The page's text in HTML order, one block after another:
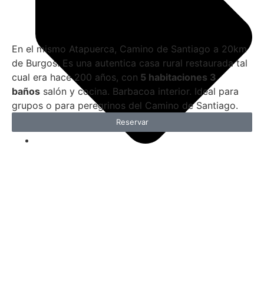
En el mismo Atapuerca, Camino de Santiago a 20km
de Burgos. Es una autentica casa rural restaurada tal
cual era hace 200 años, con 5 habitaciones 3
baños salón y cocina. Barbacoa interior. Ideal para
grupos o para peregrinos del Camino de Santiago.
Reservar